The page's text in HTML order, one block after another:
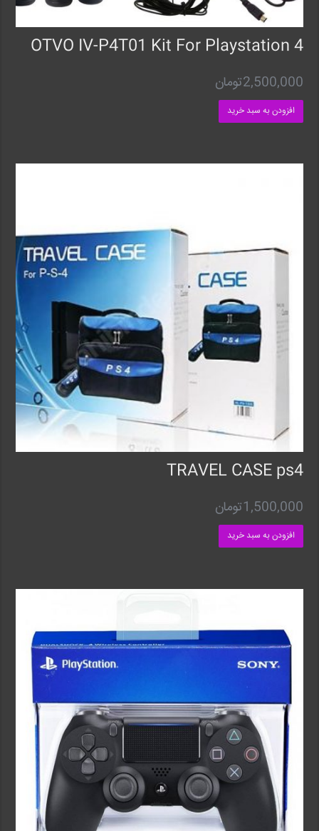
OTVO IV-P4T01 Kit For Playstation 4
2,500,000تومان
افزودن به سبد خرید
TRAVEL CASE ps4
1,500,000تومان
افزودن به سبد خرید